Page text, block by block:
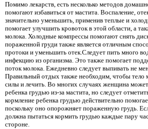
Помимо лекарств, есть несколько методов
помогают избавиться от мастита. Воспаление,
значительно уменьшить, применив теплые и
помогает улучшить кровоток в этой области, а
молока. Холодные компрессы помогают снять
пораженной груди также является отличным
протоки и уменьшить отек.Следует пить много
инфекцию из организма. Это также помогает
поток молока. Ежедневно следует выпивать не
Правильный отдых также необходим, чтобы тело
силы и лечить. Во многих случаях женщина
ребенка грудью из-за мастита, но следует
кормление ребенка грудью действительно
поскольку оно опорожняет пораженную грудь.
должна пытаться кормить грудью каждые пару
стороне.